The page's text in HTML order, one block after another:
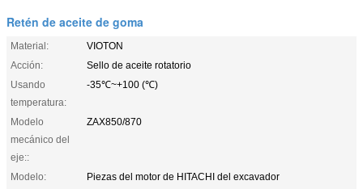
Retén de aceite de goma
Material:
VIOTON
Acción:
Sello de aceite rotatorio
Usando
temperatura:
-35℃~+100 (℃)
Modelo
mecánico del
eje::
ZAX850/870
Modelo:
Piezas del motor de HITACHI del excavador